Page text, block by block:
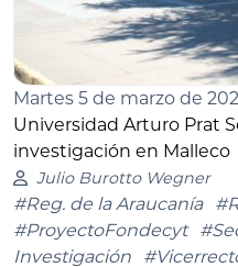
Martes 5 de marzo de
Universidad Arturo Prat
investigación en Malleco
Julio Burotto Wegner
#Reg. de la Araucanía
#ProyectoFondecyt
Investigación